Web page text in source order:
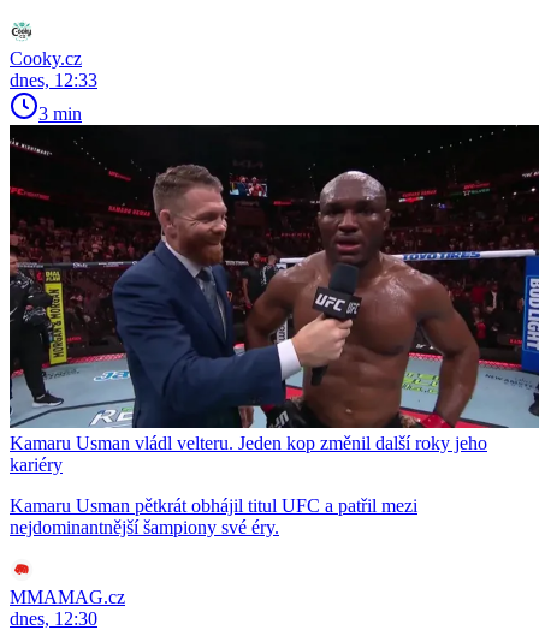
Cooky.cz
dnes, 12:33
3 min
Kamaru Usman vládl velteru. Jeden kop změnil další roky jeho
kariéry
Kamaru Usman pětkrát obhájil titul UFC a patřil mezi
nejdominantnější šampiony své éry.
MMAMAG.cz
dnes, 12:30